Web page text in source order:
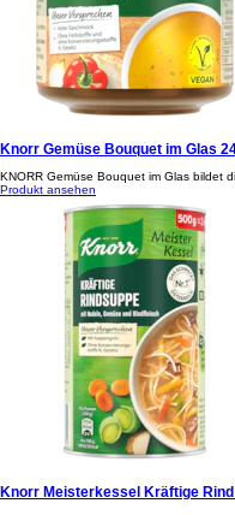
Knorr Gemüse Bouquet im Glas
KNORR Gemüse Bouquet im Glas bildet
Produkt ansehen
Knorr Meisterkessel Kräftige Rind